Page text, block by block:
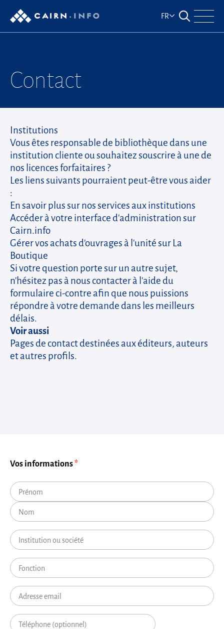
FR
Ouvrir le
Contact
Institutions
Vous êtes responsable de bibliothèque dans une
institution cliente ou souhaitez souscrire à une de
nos licences forfaitaires ?
Les liens suivants pourraient peut-être vous aider
:
En savoir plus sur nosservices aux institutions
Accéder à votre interface d'administrationsur
Cairn.info
Gérer vos achats d'ouvrages à l'unité surLa
Boutique
Si votre question porte sur un autre sujet,
n'hésitez pas à nous contacter à l'aide du
formulaire ci-contre afin que nous puissions
répondre à votre demande dans les meilleurs
délais.
Voir aussi
Pages de contact destinées auxéditeurs, auteurs
etautres profils.
Vos informations
Prénom
Nom
Institution ou société
Fonction
Adresse email
Téléphone